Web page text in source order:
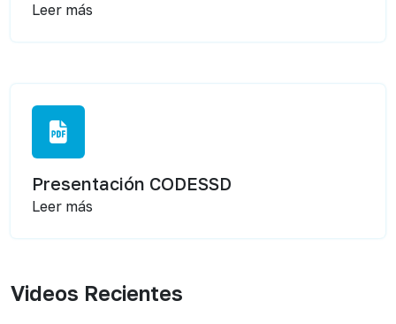
Leer más
Presentación CODESSD
Leer más
Videos Recientes